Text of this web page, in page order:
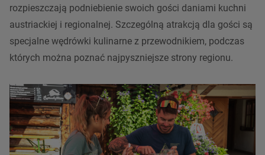
rozpieszczają podniebienie swoich gości daniami kuchni
austriackiej i regionalnej. Szczególną atrakcją dla gości są
specjalne wędrówki kulinarne z przewodnikiem, podczas
których można poznać najpyszniejsze strony regionu.